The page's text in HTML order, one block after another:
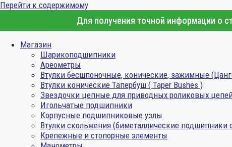
Перейти к содержимому
Для получения точной информации о
Магазин
Шарикоподшипники
Ареометры
Втулки бесшпоночные, конические, зажимные
Втулки конические Тапербуш ( Taper Bushes )
Звездочки цепные для приводных роликовых
Игольчатые подшипники
Корпусные подшипниковые узлы
Втулки скольжения (биметаллические подшипники
Крепежные и стопорные элементы